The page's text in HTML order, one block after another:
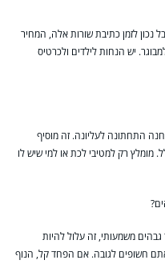
לזמן כתיבת שורות אלה, המחיר
סביב 25 לב בולגרי (כ-12.5 יורו) למבוגר. יש הנחות לילדים ולכרטיס
התחתונה לעליונה. זה מוסיף
מומלץ רק למטיבי לכת או למי שיש לו
משמעותי, זה עלול להיות
חשופים לגובה. אם הפחד קל, הנוף